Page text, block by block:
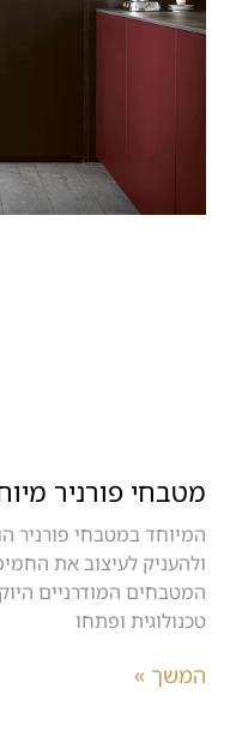
מטבחי פורניר
המיוחד במטבחי פורניר
ולהעניק לעיצוב את
המטבחים המודרניים
טכנולוגית ופתחו
המשך »